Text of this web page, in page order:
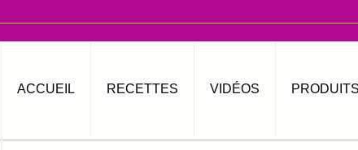
ACCUEIL RECETTES VIDÉOS